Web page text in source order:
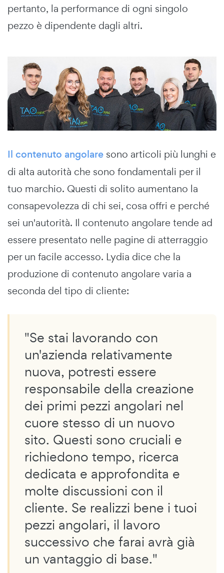
pertanto, la performance di ogni singolo
pezzo è dipendente dagli altri.
Il contenuto angolare sono articoli più lunghi e
di alta autorità che sono fondamentali per il
tuo marchio. Questi di solito aumentano la
consapevolezza di chi sei, cosa offri e perché
sei un'autorità. Il contenuto angolare tende ad
essere presentato nelle pagine di atterraggio
per un facile accesso. Lydia dice che la
produzione di contenuto angolare varia a
seconda del tipo di cliente:
"Se stai lavorando con
un'azienda relativamente
nuova, potresti essere
responsabile della creazione
dei primi pezzi angolari nel
cuore stesso di un nuovo
sito. Questi sono cruciali e
richiedono tempo, ricerca
dedicata e approfondita e
molte discussioni con il
cliente. Se realizzi bene i tuoi
pezzi angolari, il lavoro
successivo che farai avrà già
un vantaggio di base."